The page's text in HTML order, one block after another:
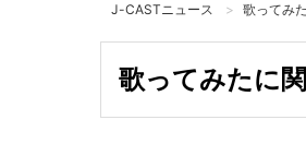
J-CASTニュース 歌ってみ
歌ってみたに